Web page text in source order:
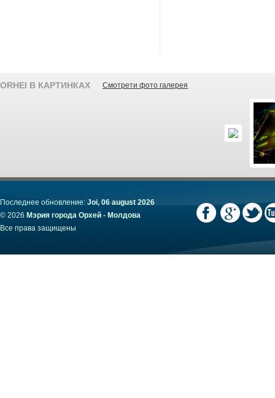
ORHEI В КАРТИНКАХ Смотрети фото галерея
Последнее обновление: Joi, 06 august 2026
© 2026 Мэрия города Орхей - Молдова
Все права защищены